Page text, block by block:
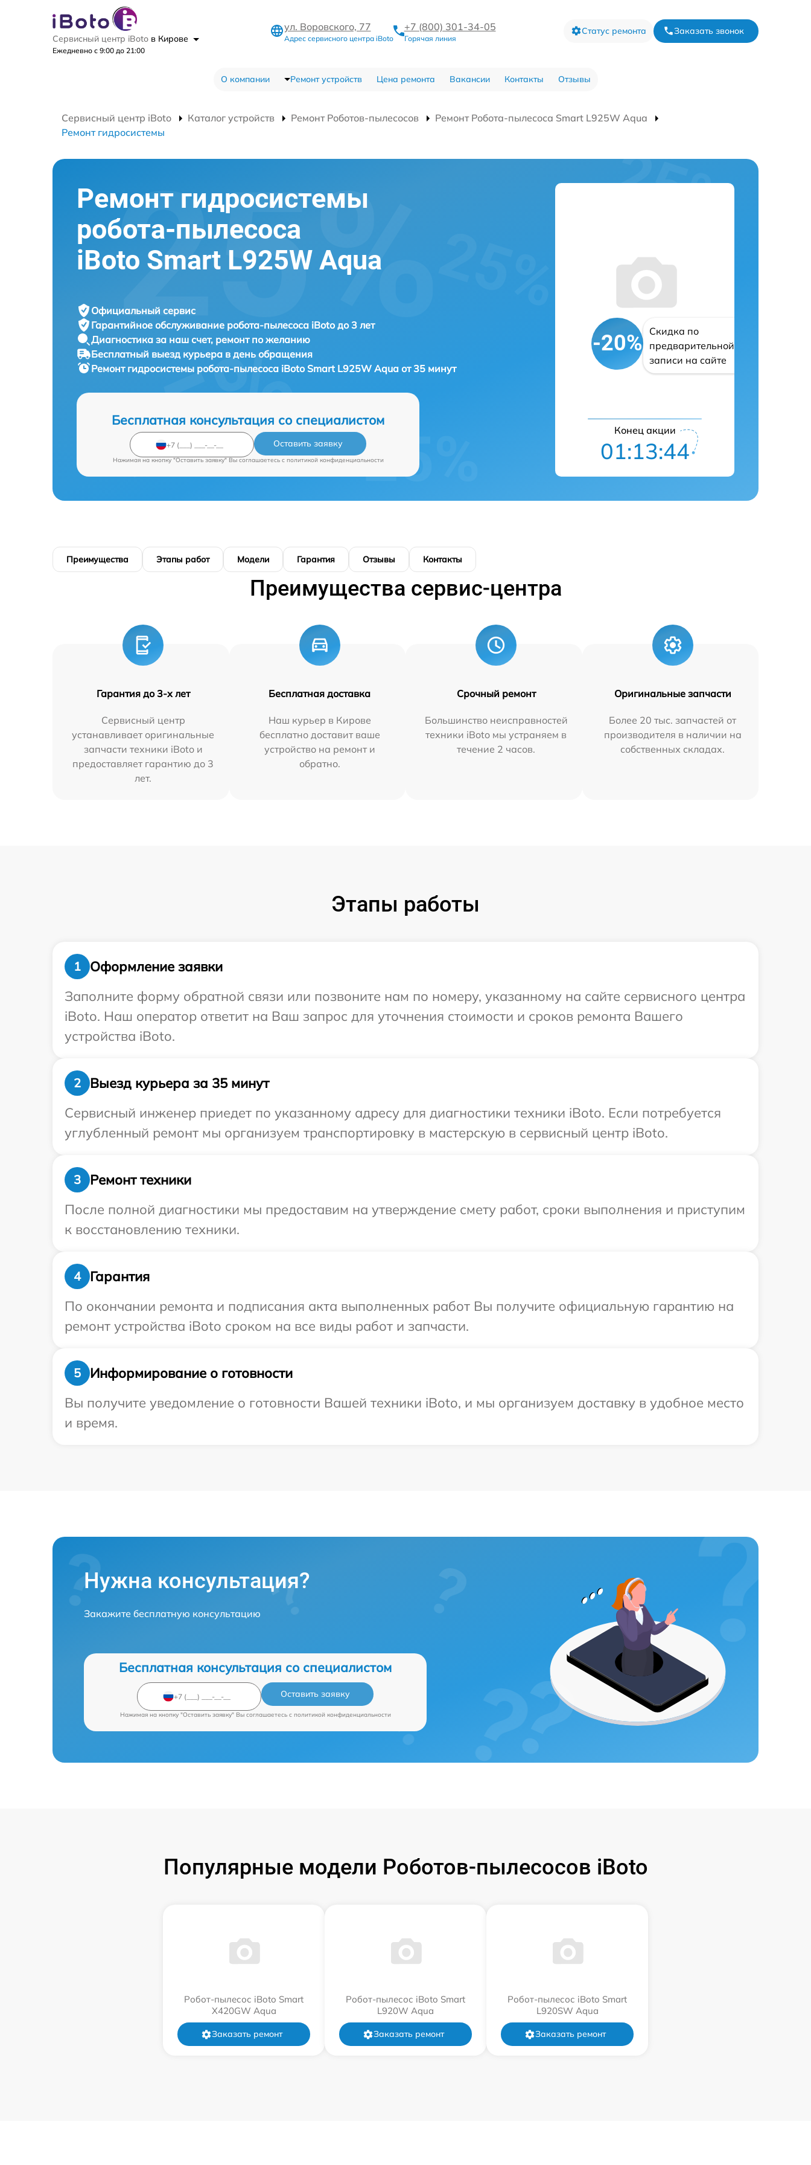
Сервисный центр iBoto в Кирове
Ежедневно с 9:00 до 21:00
ул. Воровского, 77
Адрес сервисного центра iBoto
+7 (800) 301-34-05
Горячая линия
Статус ремонта Заказать звонок
О компании Ремонт устройств Цена ремонта Вакансии Контакты Отзывы
Сервисный центр iBoto Каталог устройств Ремонт Роботов-пылесосов
Ремонт Робота-пылесоса Smart L925W Aqua
Ремонт гидросистемы
Ремонт гидросистемы
робота-пылесоса
iBoto Smart L925W Aqua
Официальный сервис
Гарантийное обслуживание робота-пылесоса iBoto до 3 лет
Диагностика за наш счет, ремонт по желанию
Бесплатный выезд курьера в день обращения
Ремонт гидросистемы робота-пылесоса iBoto Smart L925W Aqua от 35 минут
Бесплатная консультация со специалистом
Оставить заявку
Нажимая на кнопку "Оставить заявку" Вы соглашаетесь c политикой конфиденциальности
-20%
Скидка по
предварительной
записи на сайте
Конец акции
01:13:43
Преимущества Этапы работ Модели Гарантия Отзывы Контакты
Преимущества сервис-центра
Гарантия до 3-х лет
Сервисный центр
устанавливает оригинальные
запчасти техники iBoto и
предоставляет гарантию до 3
лет.
Бесплатная доставка
Наш курьер в Кирове
бесплатно доставит ваше
устройство на ремонт и
обратно.
Срочный ремонт
Большинство неисправностей
техники iBoto мы устраняем в
течение 2 часов.
Оригинальные запчасти
Более 20 тыс. запчастей от
производителя в наличии на
собственных складах.
Этапы работы
1
Оформление заявки
Заполните форму обратной связи или позвоните нам по номеру, указанному на сайте сервисного центра
iBoto. Наш оператор ответит на Ваш запрос для уточнения стоимости и сроков ремонта Вашего
устройства iBoto.
2
Выезд курьера за 35 минут
Сервисный инженер приедет по указанному адресу для диагностики техники iBoto. Если потребуется
углубленный ремонт мы организуем транспортировку в мастерскую в сервисный центр iBoto.
3
Ремонт техники
После полной диагностики мы предоставим на утверждение смету работ, сроки выполнения и приступим
к восстановлению техники.
4
Гарантия
По окончании ремонта и подписания акта выполненных работ Вы получите официальную гарантию на
ремонт устройства iBoto сроком на все виды работ и запчасти.
5
Информирование о готовности
Вы получите уведомление о готовности Вашей техники iBoto, и мы организуем доставку в удобное место
и время.
Нужна консультация?
Закажите бесплатную консультацию
Бесплатная консультация со специалистом
Оставить заявку
Нажимая на кнопку "Оставить заявку" Вы соглашаетесь c политикой конфиденциальности
Популярные модели Роботов-пылесосов iBoto
Робот-пылесос iBoto Smart
Х420GW Aqua
Заказать ремонт
Робот-пылесос iBoto Smart
L920W Aqua
Заказать ремонт
Робот-пылесос iBoto Smart
L920SW Aqua
Заказать ремонт